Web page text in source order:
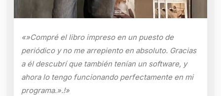
«»Compré el libro impreso en un puesto de
periódico y no me arrepiento en absoluto. Gracias
a él descubrí que también tenían un software, y
ahora lo tengo funcionando perfectamente en mi
programa.».!»